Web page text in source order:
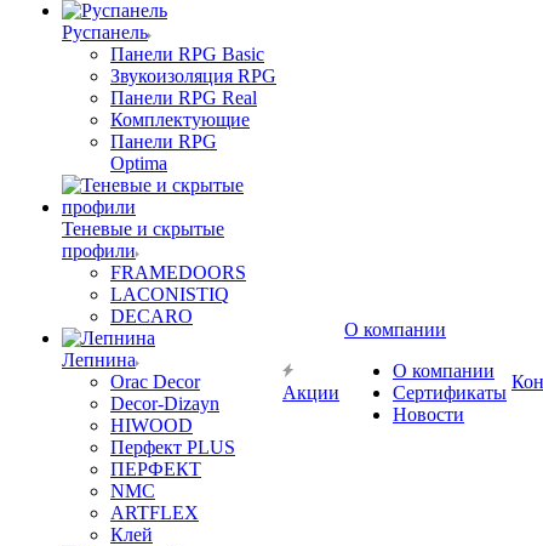
Руспанель
Панели RPG Basic
Звукоизоляция RPG
Панели RPG Real
Комплектующие
Панели RPG
Optima
Теневые и скрытые
профили
FRAMEDOORS
LACONISTIQ
DECARO
Лепнина
Orac Decor
Decor-Dizayn
HIWOOD
Перфект PLUS
ПЕРФЕКТ
NMC
ARTFLEX
Клей
Акции
О компании
О компании
Сертификаты
Новости